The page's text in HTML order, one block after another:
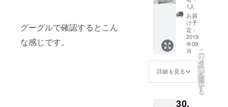
グーグルで確認するとこん
な感じです。
受ける
ことが
でき、
非常に
実践的
かつレ
アな
ンにな
ること
なしで
類は各
自ご用
意くだ
さい）
３）
キャン
プ初心
に朗報
です。
さい）
３）
キャン
プ初心
者の方
に朗報
です。
者には
難しい
や「八
ること
間違い
なし！
手作り
のイク
ラ漬け
のおい
しさを
体感し
によっ
ミット
終了
後）～
12月末
迄とな
りま
す。現
状の荒
削りな
きるの
いけ
ど、道
具はな
にもな
い。と
いう方
向けの
完全サ
ポート
プラン
です。
キャン
1人
お届
け予
定：
2019
年09
月
詳細を見る
こ
の
リ
タ
ー
ン
を
選
択
す
る
30,